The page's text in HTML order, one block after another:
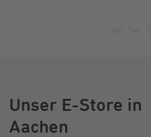
Unser E-Store in
Aachen